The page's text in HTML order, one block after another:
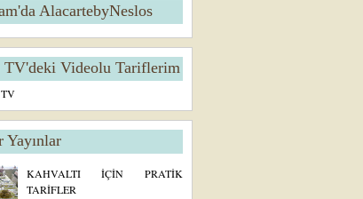
AlacartebyNeslos
TV'deki Videolu Tariflerim
Yayınlar
KAHVALTI İÇİN PRATİK
TARİFLER